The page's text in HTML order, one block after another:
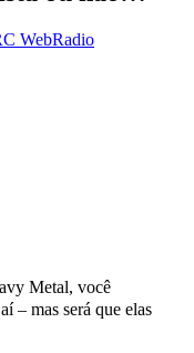
WebRadio
Metal, você
– mas será que elas